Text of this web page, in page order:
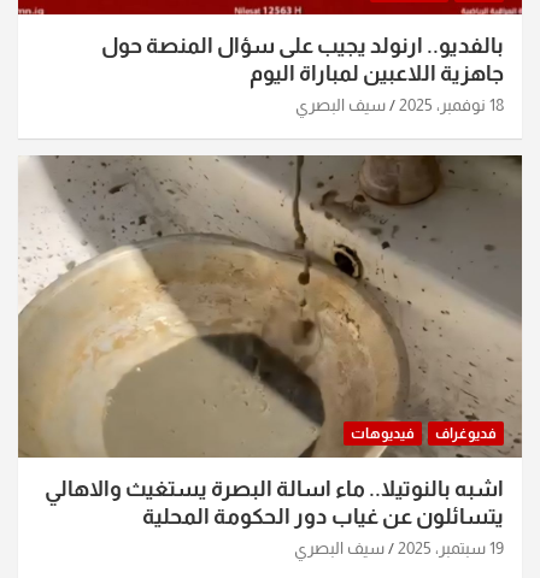
بالفديو.. ارنولد يجيب على سؤال المنصة حول
جاهزية اللاعبين لمباراة اليوم
18 نوفمبر، 2025 سيف البصري
فديوغراف فيديوهات
اشبه بالنوتيلا.. ماء اسالة البصرة يستغيث والاهالي
يتسائلون عن غياب دور الحكومة المحلية
19 سبتمبر، 2025 سيف البصري